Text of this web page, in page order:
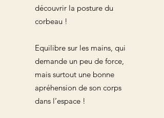
découvrir la posture du
corbeau !
Equilibre sur les mains, qui
demande un peu de force,
mais surtout une bonne
apréhension de son corps
dans l’espace !